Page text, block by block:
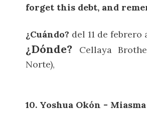
forget this debt, and
¿Cuándo? del 11 de febrero
¿Dónde?
Cellaya
Norte),
10. Yoshua Okón - Miasma